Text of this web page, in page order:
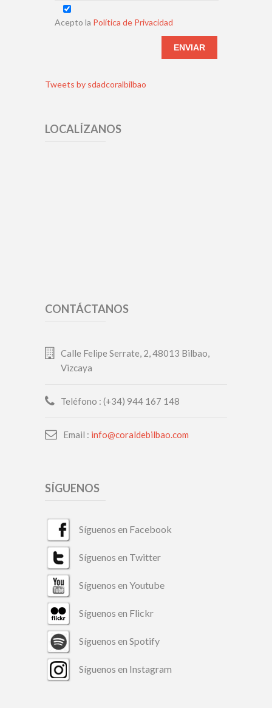
Acepto la Política de Privacidad
Tweets by sdadcoralbilbao
LOCALÍZANOS
CONTÁCTANOS
Calle Felipe Serrate, 2, 48013 Bilbao,
Vizcaya
Teléfono : (+34) 944 167 148
Email : info@coraldebilbao.com
SÍGUENOS
Síguenos en Facebook
Síguenos en Twitter
Síguenos en Youtube
Síguenos en Flickr
Síguenos en Spotify
Síguenos en Instagram